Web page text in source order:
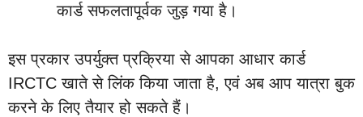
कार्ड सफलतापूर्वक जुड़ गया है।
इस प्रकार उपर्युक्त प्रक्रिया से आपका आधार कार्ड
IRCTC खाते से लिंक किया जाता है, एवं अब आप यात्रा बुक
करने के लिए तैयार हो सकते हैं।